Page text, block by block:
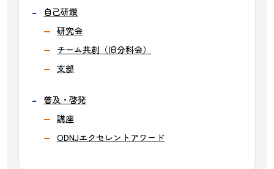
自己研鑽
研究会
チーム共創（旧分科会）
支部
普及・啓発
講座
ODNJエクセレントアワード